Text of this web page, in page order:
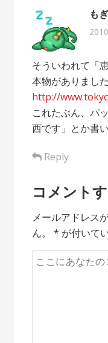
も
そういわれて「
本物がありまし
http://
これたぶん、パ
西です」とか書
Reply
コメント
メールアドレス
ん。
* が付いて